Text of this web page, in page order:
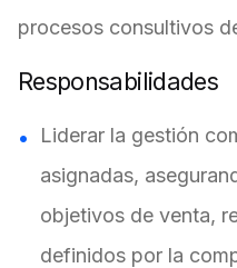
procesos consultivos
Responsabilidades
Liderar la gestión
asignadas,
objetivos de venta,
definidos por la